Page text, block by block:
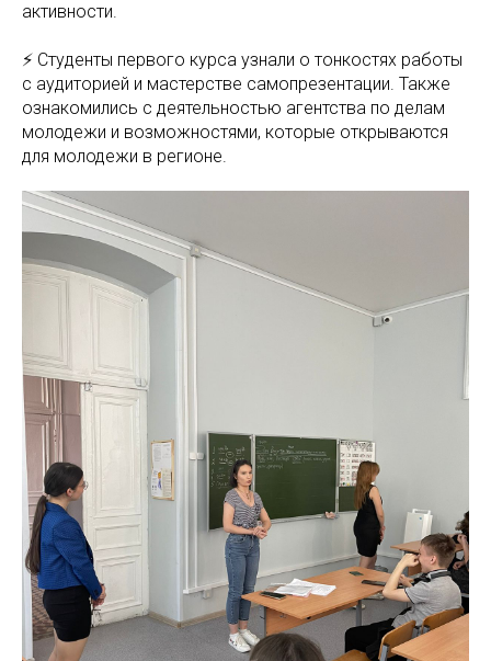
активности.
⚡️ Студенты первого курса узнали о тонкостях работы
с аудиторией и мастерстве самопрезентации. Также
ознакомились с деятельностью агентства по делам
молодежи и возможностями, которые открываются
для молодежи в регионе.